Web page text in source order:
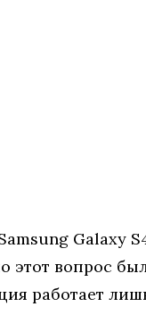
Galaxy
вопрос
работает